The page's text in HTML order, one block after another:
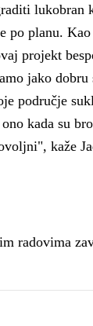
po planu.
projekt
jako
područje
kada su
kaže
radovima